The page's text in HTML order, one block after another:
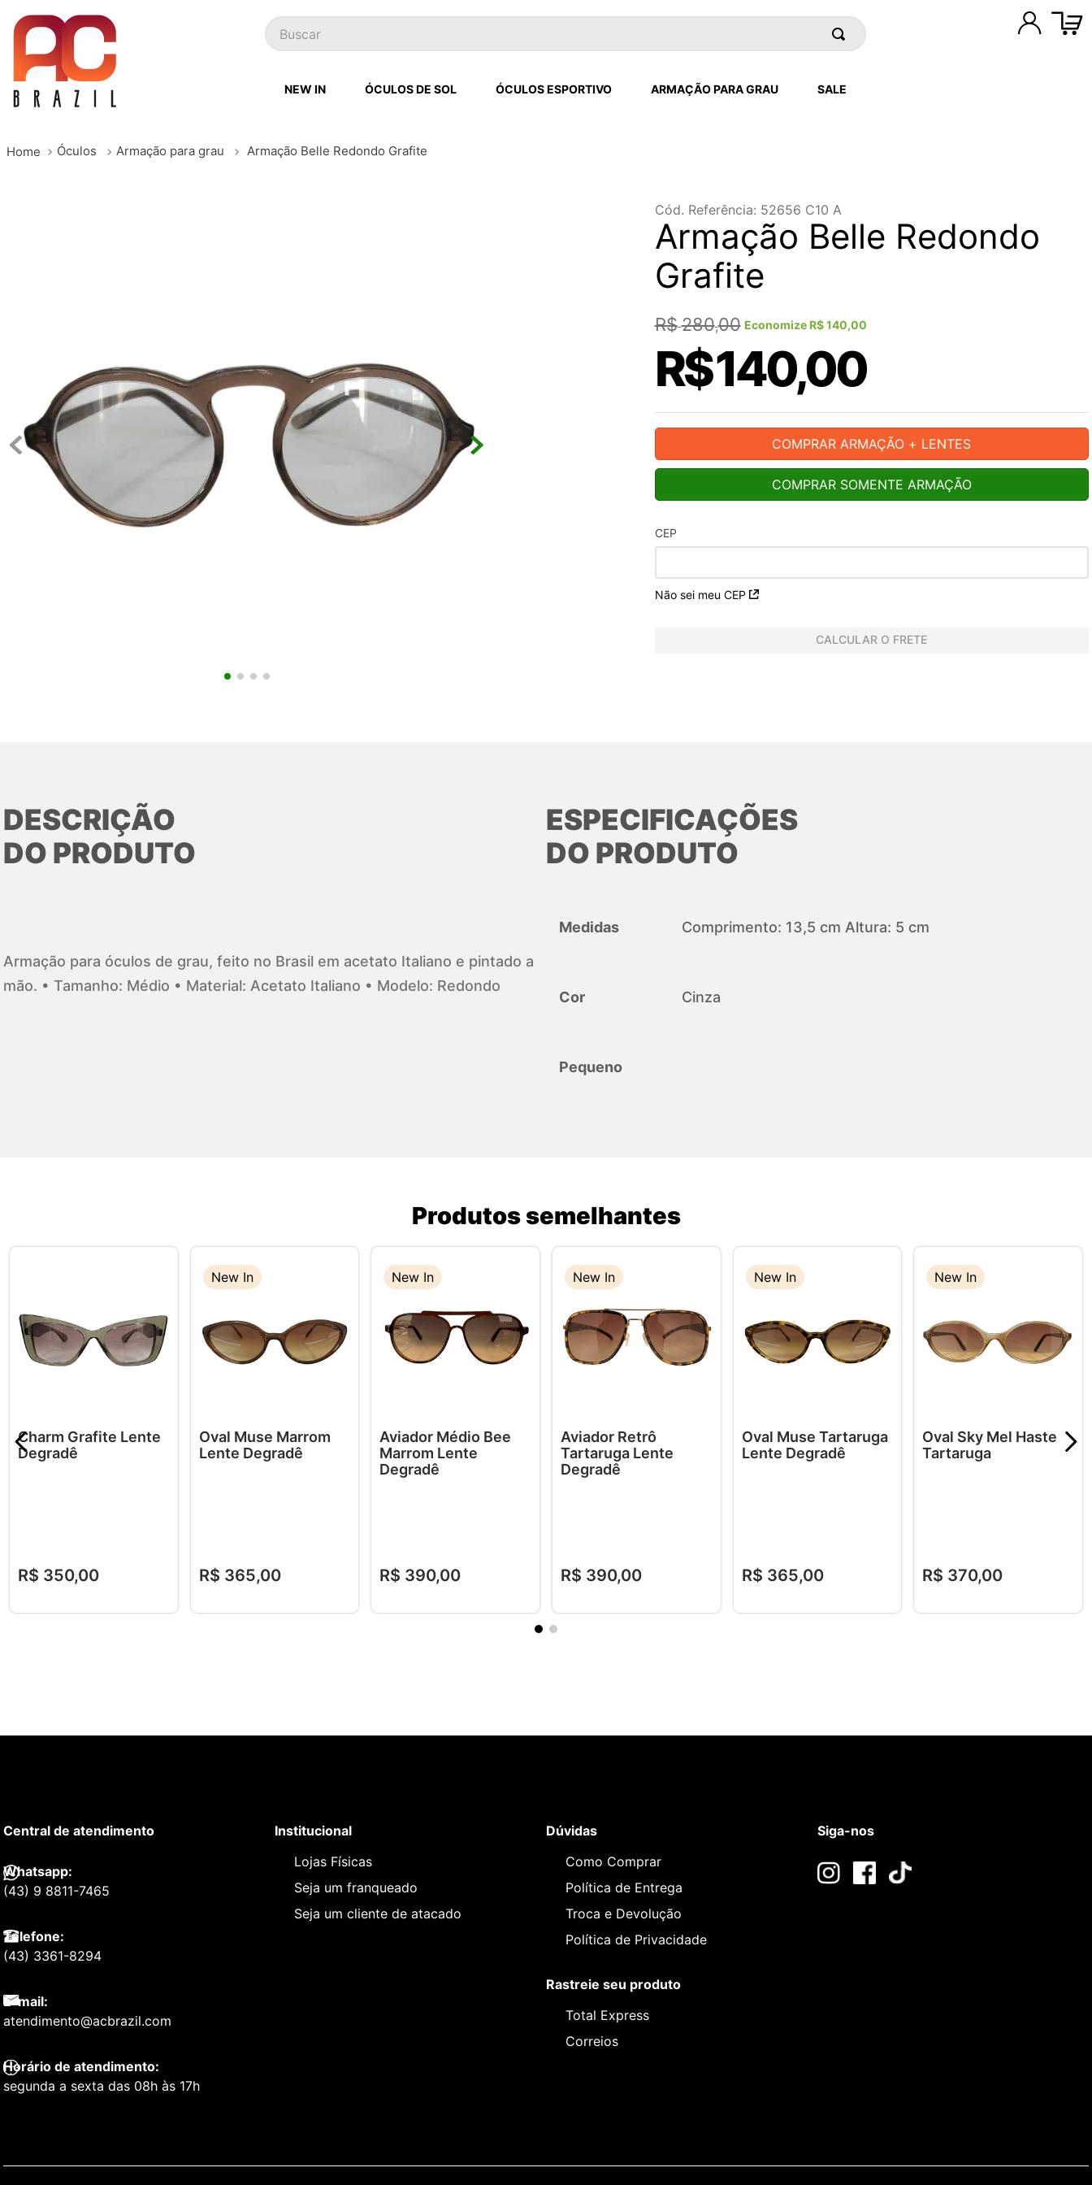
Buscar
NEW IN ÓCULOS DE SOL ÓCULOS ESPORTIVO ARMAÇÃO PARA GRAU SALE
Óculos Armação para grau Armação Belle Redondo Grafite
Cód. Referência: 52656 C10 A
Armação Belle Redondo
Grafite
R$280,00 EconomizeR$ 140,00
R$140,00
COMPRAR ARMAÇÃO + LENTES
COMPRAR SOMENTE ARMAÇÃO
CEP
Não sei meu CEP
CALCULAR O FRETE
DESCRIÇÃO
DO PRODUTO
Armação para óculos de grau, feito no Brasil em acetato Italiano e pintado a
mão. • Tamanho: Médio • Material: Acetato Italiano • Modelo: Redondo
ESPECIFICAÇÕES
DO PRODUTO
Medidas Comprimento: 13,5 cm Altura: 5 cm
Cor Cinza
Pequeno
Produtos semelhantes
Charm Grafite Lente
Degradê
R$ 350,00
New In
Oval Muse Marrom
Lente Degradê
R$ 365,00
New In
Aviador Médio Bee
Marrom Lente
Degradê
R$ 390,00
New In
Aviador Retrô
Tartaruga Lente
Degradê
R$ 390,00
New In
New In
Oval Muse Tartaruga
Lente Degradê
R$ 365,00
New In
Oval Sky Mel Haste
Tartaruga
R$ 370,00
Central de atendimento
Whatsapp:
(43) 9 8811-7465
Telefone:
(43) 3361-8294
E-mail:
atendimento@acbrazil.com
Horário de atendimento:
segunda a sexta das 08h às 17h
Institucional
Lojas Físicas
Seja um franqueado
Seja um cliente de atacado
Dúvidas
Como Comprar
Política de Entrega
Troca e Devolução
Política de Privacidade
Rastreie seu produto
Total Express
Correios
Siga-nos